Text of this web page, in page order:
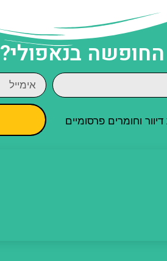
בנאפולי?
וחומרים פרסומיים